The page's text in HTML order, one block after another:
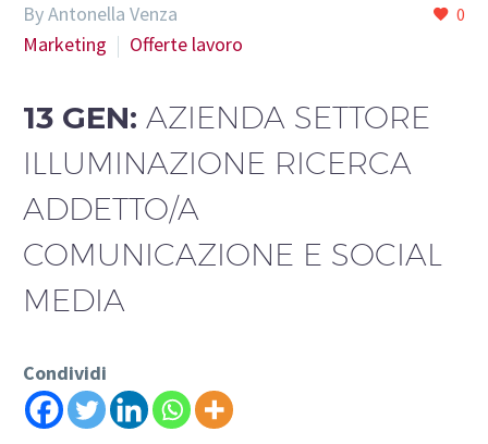
0
By Antonella Venza
Marketing
Offerte lavoro
13 GEN: AZIENDA SETTORE
ILLUMINAZIONE RICERCA
ADDETTO/A
COMUNICAZIONE E SOCIAL
MEDIA
Condividi